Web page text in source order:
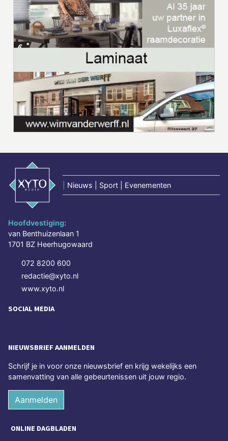
Nieuws | Sport | Evenementen
Hoofdvestiging:
van Benthuizenlaan 1
1701 BZ Heerhugowaard
072 8200 600
redactie@xyto.nl
www.xyto.nl
SOCIAL MEDIA
NIEUWSBRIEF AANMELDEN
Schrijf je in voor onze nieuwsbrief en krijg wekelijks een
samenvatting van alle gebeurtenissen uit jouw regio.
Aanmelden
ONLINE DAGBLADEN